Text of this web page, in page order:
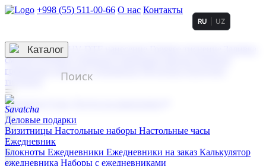
+998 (55) 511-00-66 О нас Контакты
3D гравировка
смолой (Doming)
гравировка твердая
тиснение
RU UZ
☰
Контакты
Каталог
Деловые подарки
Визитницы Настольные наборы Настольные часы
Ежедневник
Блокноты Ежедневники Ежедневники на заказ Калькулятор
ежедневника Наборы с ежедневниками